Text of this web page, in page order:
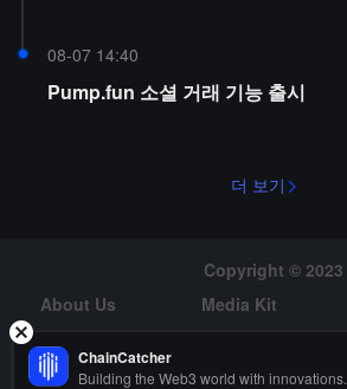
08-07 14:40
Pump.fun 소셜 거래 기능 출시
더 보기
Copyright © 2023
About Us
Media Kit
Risk Warning
Hiring
ChainCatcher
Building the Web3 world with innovations.